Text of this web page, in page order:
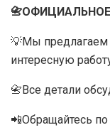
💡Мы предлагаем
интересную
📇Все детали
📲Обращайтесь